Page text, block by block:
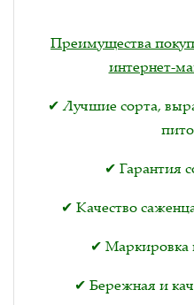
Преимущества
интернет-
✔ Лучшие сорта,
✔ Гарантия
✔ Качество
✔ Маркировка
✔ Бережная и